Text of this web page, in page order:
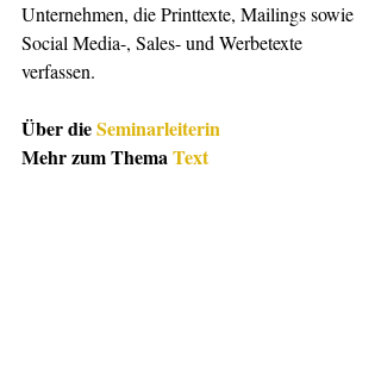
Unternehmen, die Printtexte, Mailings sowie
Social Media-, Sales- und Werbetexte
verfassen.
Über die Seminarleiterin
Mehr zum Thema Text